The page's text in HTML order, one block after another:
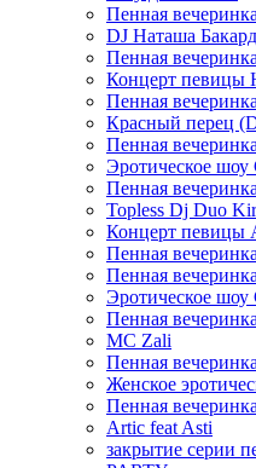
Пенная вечеринка
DJ Наташа
Пенная вечеринка
Концерт певицы
Пенная вечеринка
Красный перец
Пенная вечеринка
Эротическое
Пенная вечеринка
Topless Dj Duo
Концерт певицы
Пенная вечеринка
Пенная вечеринка
Эротическое
Пенная вечеринка
MC Zali
Пенная вечеринка
Женское
Пенная вечеринка
Artic feat Asti
закрытие серии